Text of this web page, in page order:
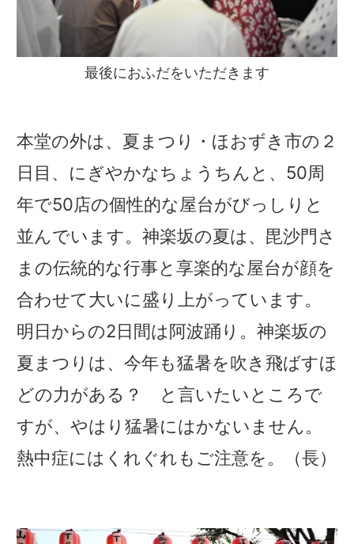
最後におふだをいただきます
本堂の外は、夏まつり・ほおずき市の２
日目、にぎやかなちょうちんと、50周
年で50店の個性的な屋台がびっしりと
並んでいます。神楽坂の夏は、毘沙門さ
まの伝統的な行事と享楽的な屋台が顔を
合わせて大いに盛り上がっています。
明日からの2日間は阿波踊り。神楽坂の
夏まつりは、今年も猛暑を吹き飛ばすほ
どの力がある？ と言いたいところで
すが、やはり猛暑にはかないません。
熱中症にはくれぐれもご注意を。（長）